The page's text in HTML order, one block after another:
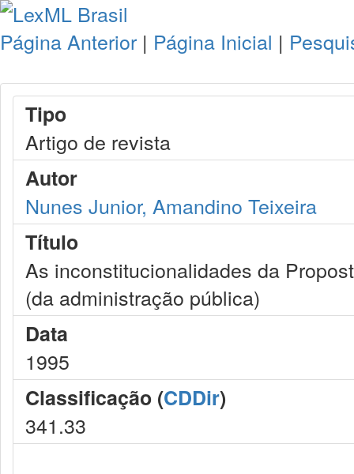
Página Anterior | Página Inicial |
Tipo
Artigo de revista
Autor
Nunes Junior, Amandino Teixeira
Título
As inconstitucionalidades da
(da administração pública)
Data
1995
Classificação (CDDir)
341.33